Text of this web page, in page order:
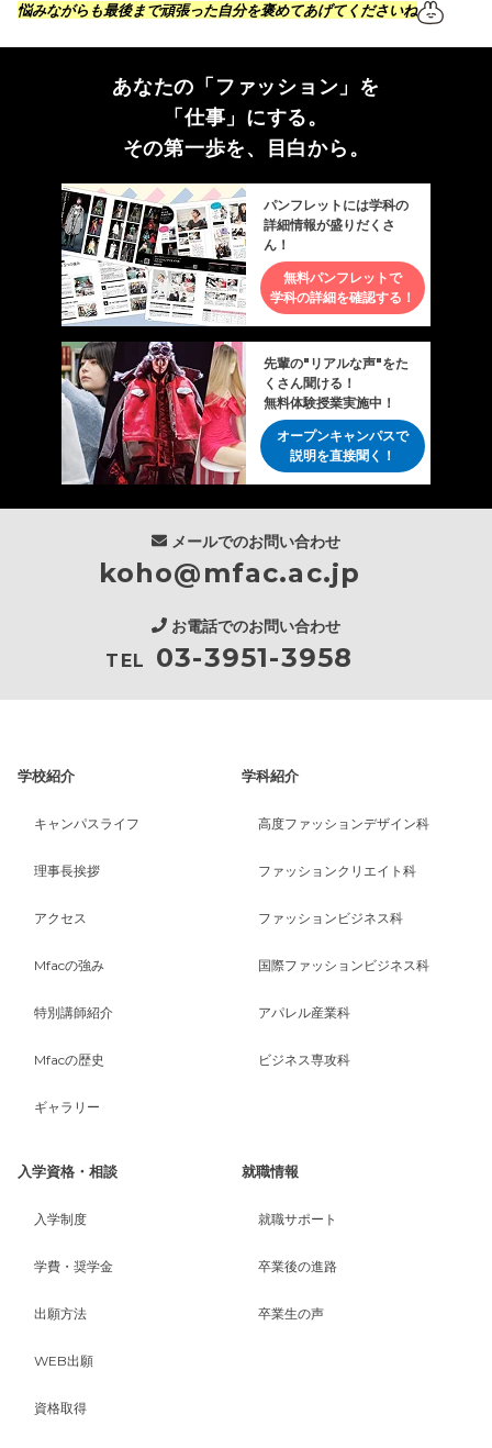
悩みながらも最後まで頑張った自分を褒めてあげてくださいね
あなたの「ファッション」を
「仕事」にする。
その第一歩を、目白から。
パンフレットには学科の
詳細情報が盛りだくさ
ん！
無料パンフレットで
学科の詳細を確認する！
先輩の"リアルな声"をた
くさん聞ける！
無料体験授業実施中！
オープンキャンパスで
説明を直接聞く！
メールでのお問い合わせ
koho@mfac.ac.jp
お電話でのお問い合わせ
TEL 03-3951-3958
学校紹介
キャンパスライフ
理事長挨拶
アクセス
Mfacの強み
特別講師紹介
Mfacの歴史
ギャラリー
学科紹介
高度ファッションデザイン科
ファッションクリエイト科
ファッションビジネス科
国際ファッションビジネス科
アパレル産業科
ビジネス専攻科
入学資格・相談
入学制度
学費・奨学金
出願方法
WEB出願
資格取得
就職情報
就職サポート
卒業後の進路
卒業生の声